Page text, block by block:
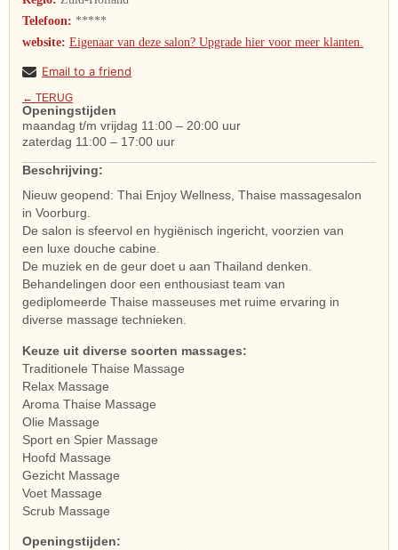
Telefoon: *****
website: Eigenaar van deze salon? Upgrade hier voor meer klanten.
Email to a friend
← TERUG
Openingstijden
maandag t/m vrijdag 11:00 – 20:00 uur
zaterdag 11:00 – 17:00 uur
Beschrijving:
Nieuw geopend: Thai Enjoy Wellness, Thaise massagesalon
in Voorburg.
De salon is sfeervol en hygiënisch ingericht, voorzien van
een luxe douche cabine.
De muziek en de geur doet u aan Thailand denken.
Behandelingen door een enthousiast team van
gediplomeerde Thaise masseuses met ruime ervaring in
diverse massage technieken.
Keuze uit diverse soorten massages:
Traditionele Thaise Massage
Relax Massage
Aroma Thaise Massage
Olie Massage
Sport en Spier Massage
Hoofd Massage
Gezicht Massage
Voet Massage
Scrub Massage
Openingstijden: